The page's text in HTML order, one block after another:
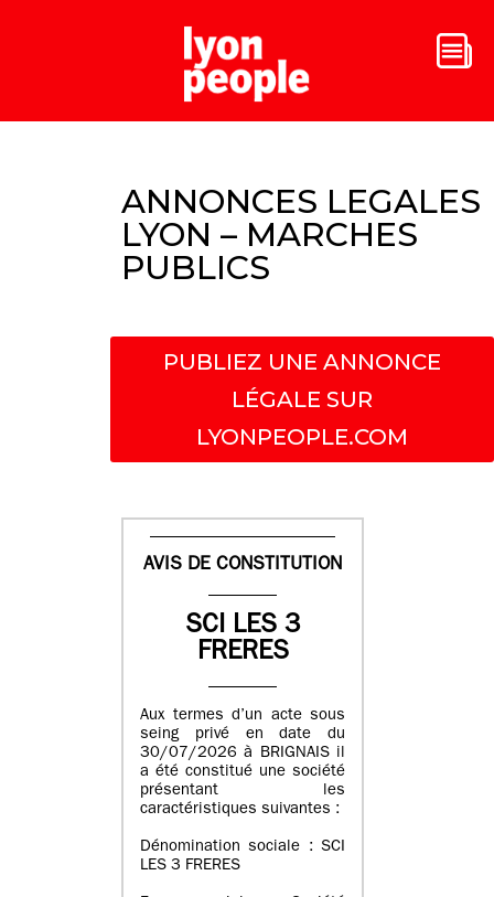
ANNONCES LEGALES
LYON – MARCHES
PUBLICS
PUBLIEZ UNE ANNONCE
LÉGALE SUR
LYONPEOPLE.COM
AVIS DE CONSTITUTION
SCI LES 3
FRERES
Aux termes d’un acte sous
seing privé en date du
30/07/2026 à BRIGNAIS il
a été constitué une société
présentant les
caractéristiques suivantes :
Dénomination sociale : SCI
LES 3 FRERES